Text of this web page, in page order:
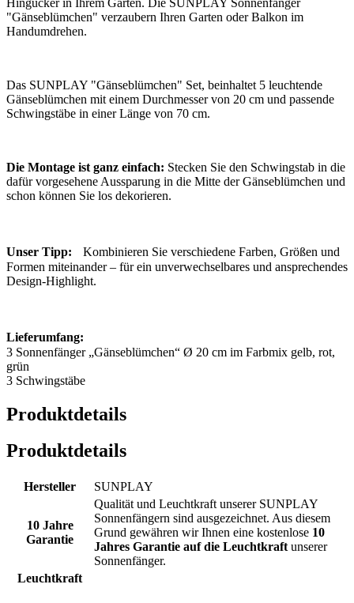
"Gänseblümchen" verzaubern Ihren Garten oder Balkon im
Handumdrehen.
Das SUNPLAY "Gänseblümchen" Set, beinhaltet 5 leuchtende
Gänseblümchen mit einem Durchmesser von 20 cm und passende
Schwingstäbe in einer Länge von 70 cm.
Die Montage ist ganz einfach: Stecken Sie den Schwingstab in die
dafür vorgesehene Aussparung in die Mitte der Gänseblümchen und
schon können Sie los dekorieren.
Unser Tipp: Kombinieren Sie verschiedene Farben, Größen und
Formen miteinander – für ein unverwechselbares und ansprechendes
Design-Highlight.
Lieferumfang:
3 Sonnenfänger „Gänseblümchen“ Ø 20 cm im Farbmix gelb, rot,
grün
3 Schwingstäbe
Produktdetails
Produktdetails
Hersteller SUNPLAY
10 Jahre
Garantie
Qualität und Leuchtkraft unserer SUNPLAY
Sonnenfängern sind ausgezeichnet. Aus diesem
Grund gewähren wir Ihnen eine kostenlose 10
Jahres Garantie auf die Leuchtkraft unserer
Sonnenfänger.
Leuchtkraft